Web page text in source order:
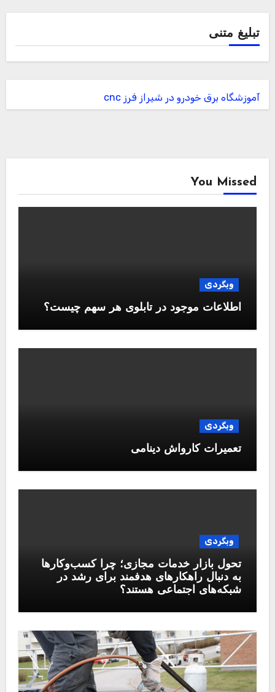
تبلیغ متنی
آموزشگاه برق خودرو در شیراز فرز cnc
You Missed
وبگردی
اطلاعات موجود در تابلوی هر سهم چیست؟
وبگردی
تعمیرات کارواش دینامی
وبگردی
تحول بازار خدمات مجازی؛ چرا کسب‌وکارها
به دنبال راهکارهای هدفمند برای رشد در
شبکه‌های اجتماعی هستند؟